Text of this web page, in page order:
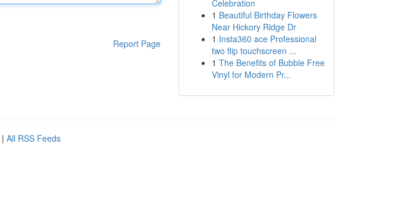
Report Page
Celebration
1 Beautiful Birthday Flowers
Near Hickory Ridge Dr
1 Insta360 ace Professional
two flip touchscreen ...
1 The Benefits of Bubble Free
Vinyl for Modern Pr...
| All RSS Feeds